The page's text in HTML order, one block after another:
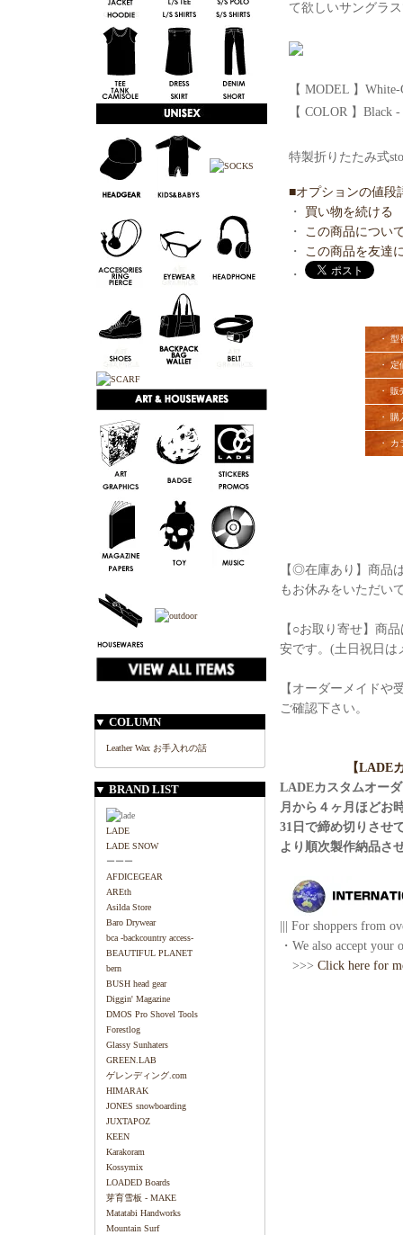
▼ COLUMN
Leather Wax お手入れの話
▼ BRAND LIST
LADE
LADE SNOW
ーーー
AFDICEGEAR
AREth
Asilda Store
Baro Drywear
bca -backcountry access-
BEAUTIFUL PLANET
bern
BUSH head gear
Diggin' Magazine
DMOS Pro Shovel Tools
Forestlog
Glassy Sunhaters
GREEN.LAB
ゲレンディング.com
HIMARAK
JONES snowboarding
JUXTAPOZ
KEEN
Karakoram
Kossymix
LOADED Boards
芽育雪板 - MAKE
Matatabi Handworks
Mountain Surf
て欲しいサングラ
【 MODEL 】
【 COLOR 】Black
特製折りたたみ式
■オプションの値段
・ 買い物を続ける
・
この商品につい
・
この商品を友達
・
・ 型
・ 定
・ 販
・ 購
・ カ
【◎在庫あり】商品
もお休みをいただい
【○お取り寄せ】商
安です。(土日祝日は
【オーダーメイド
ご確認下さい。
【LADE
LADEカスタムオー
月から４ヶ月ほどお
31日で締め切りさせ
より順次製作納品さ
||| For shoppers from
・We also accept your
>>> Click here for